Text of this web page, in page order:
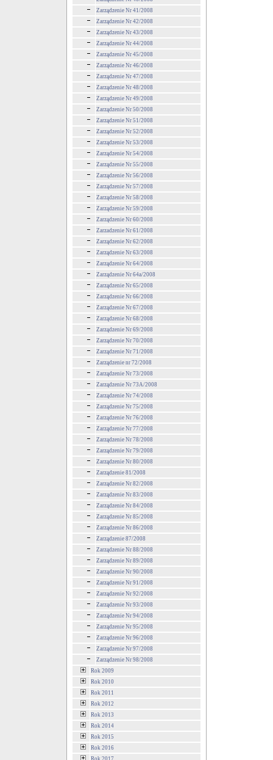
Zarządzenie Nr 41/2008
Zarządzenie Nr 42/2008
Zarządzenie Nr 43/2008
Zarządzenie Nr 44/2008
Zarządzenie Nr 45/2008
Zarządzenie Nr 46/2008
Zarządzenie Nr 47/2008
Zarządzenie Nr 48/2008
Zarządzenie Nr 49/2008
Zarządzenie Nr 50/2008
Zarządzenie Nr 51/2008
Zarządzenie Nr 52/2008
Zarządzenie Nr 53/2008
Zarządzenie Nr 54/2008
Zarządzenie Nr 55/2008
Zarządzenie Nr 56/2008
Zarządzenie Nr 57/2008
Zarządzenie Nr 58/2008
Zarządzenie Nr 59/2008
Zarządzenie Nr 60/2008
Zarzadzenie Nr 61/2008
Zarządzenie Nr 62/2008
Zarządzenie Nr 63/2008
Zarządzenie Nr 64/2008
Zarządzenie Nr 64a/2008
Zarządzenie Nr 65/2008
Zarządzenie Nr 66/2008
Zarządzenie Nr 67/2008
Zarządzenie Nr 68/2008
Zarządzenie Nr 69/2008
Zarządzenie Nr 70/2008
Zarządzenie Nr 71/2008
Zarządzenie nr 72/2008
Zarządzenie Nr 73/2008
Zarządzenie Nr 73A/2008
Zarządzenie Nr 74/2008
Zarządzenie Nr 75/2008
Zarządzenie Nr 76/2008
Zarządzenie Nr 77/2008
Zarządzenie Nr 78/2008
Zarządzenie Nr 79/2008
Zarządzenie Nr 80/2008
Zarządzenie 81/2008
Zarządzenie Nr 82/2008
Zarządzenie Nr 83/2008
Zarządzenie Nr 84/2008
Zarządzenie Nr 85/2008
Zarządzenie Nr 86/2008
Zarządzenie 87/2008
Zarządzenie Nr 88/2008
Zarządzenie Nr 89/2008
Zarządzenie Nr 90/2008
Zarządzenie Nr 91/2008
Zarządzenie Nr 92/2008
Zarządzenie Nr 93/2008
Zarządzenie Nr 94/2008
Zarządzenie Nr 95/2008
Zarządzenie Nr 96/2008
Zarządzenie Nr 97/2008
Zarządzenie Nr 98/2008
Rok 2009
Rok 2010
Rok 2011
Rok 2012
Rok 2013
Rok 2014
Rok 2015
Rok 2016
Rok 2017